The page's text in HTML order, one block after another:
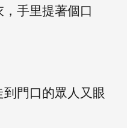
手里提著個口
門口的眾人又眼